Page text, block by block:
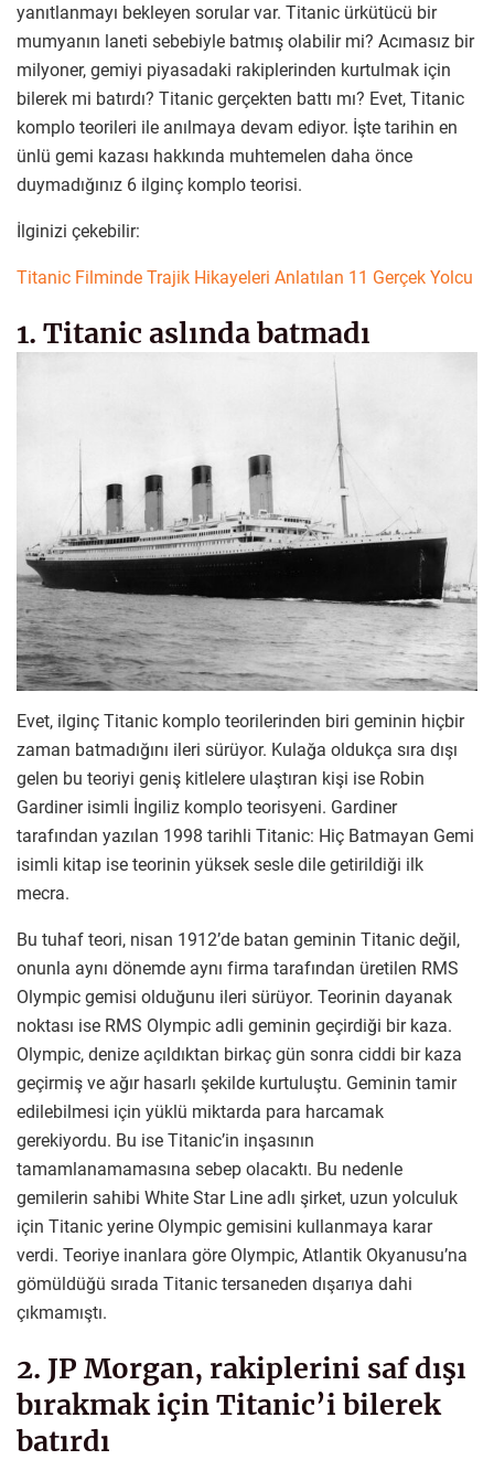
yanıtlanmayı bekleyen sorular var. Titanic ürkütücü bir
mumyanın laneti sebebiyle batmış olabilir mi? Acımasız bir
milyoner, gemiyi piyasadaki rakiplerinden kurtulmak için
bilerek mi batırdı? Titanic gerçekten battı mı? Evet, Titanic
komplo teorileri ile anılmaya devam ediyor. İşte tarihin en
ünlü gemi kazası hakkında muhtemelen daha önce
duymadığınız 6 ilginç komplo teorisi.
İlginizi çekebilir:
Titanic Filminde Trajik Hikayeleri Anlatılan 11 Gerçek Yolcu
1. Titanic aslında batmadı
Evet, ilginç Titanic komplo teorilerinden biri geminin hiçbir
zaman batmadığını ileri sürüyor. Kulağa oldukça sıra dışı
gelen bu teoriyi geniş kitlelere ulaştıran kişi ise Robin
Gardiner isimli İngiliz komplo teorisyeni. Gardiner
tarafından yazılan 1998 tarihli Titanic: Hiç Batmayan Gemi
isimli kitap ise teorinin yüksek sesle dile getirildiği ilk
mecra.
Bu tuhaf teori, nisan 1912’de batan geminin Titanic değil,
onunla aynı dönemde aynı firma tarafından üretilen RMS
Olympic gemisi olduğunu ileri sürüyor. Teorinin dayanak
noktası ise RMS Olympic adli geminin geçirdiği bir kaza.
Olympic, denize açıldıktan birkaç gün sonra ciddi bir kaza
geçirmiş ve ağır hasarlı şekilde kurtuluştu. Geminin tamir
edilebilmesi için yüklü miktarda para harcamak
gerekiyordu. Bu ise Titanic’in inşasının
tamamlanamamasına sebep olacaktı. Bu nedenle
gemilerin sahibi White Star Line adlı şirket, uzun yolculuk
için Titanic yerine Olympic gemisini kullanmaya karar
verdi. Teoriye inanlara göre Olympic, Atlantik Okyanusu’na
gömüldüğü sırada Titanic tersaneden dışarıya dahi
çıkmamıştı.
2. JP Morgan, rakiplerini saf dışı
bırakmak için Titanic’i bilerek
batırdı